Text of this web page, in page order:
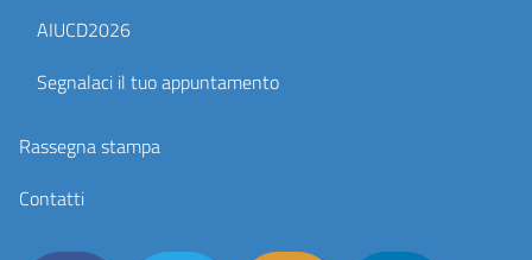
AIUCD2026
Segnalaci il tuo appuntamento
Rassegna stampa
Contatti